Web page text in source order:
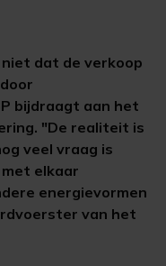
niet dat de verkoop
bijdraagt aan het
"De realiteit is
veel vraag is
elkaar
energievormen
van het